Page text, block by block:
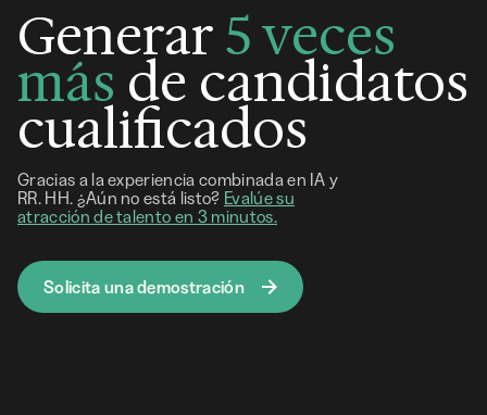
Generar5 veces
más de candidatos
cualificados
Gracias a la experiencia combinada en IA y
RR. HH. ¿Aún no está listo? Evalúe su
atracción de talento en 3 minutos.
Solicita una demostración